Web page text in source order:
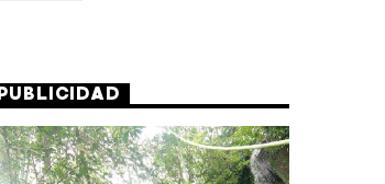
PUBLICIDAD